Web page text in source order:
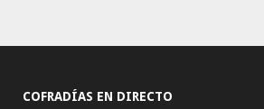
COFRADÍAS EN DIRECTO